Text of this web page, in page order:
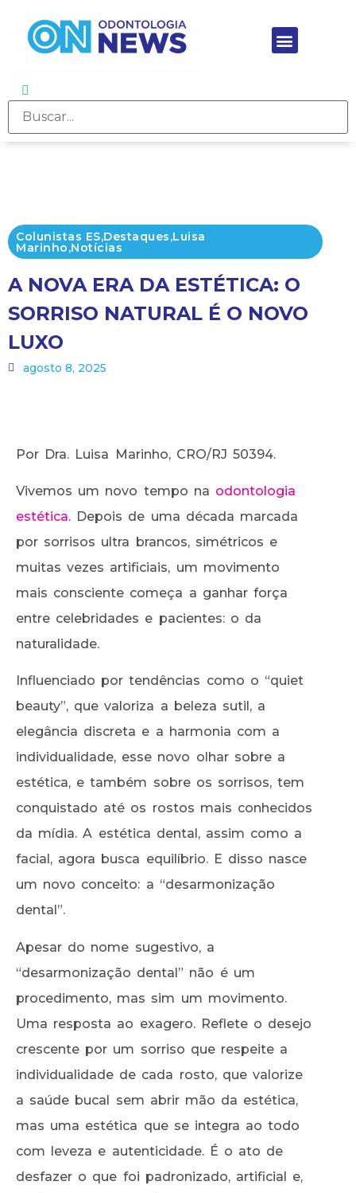
Colunistas ES,Destaques,Luisa
Marinho,Notícias
A NOVA ERA DA ESTÉTICA: O
SORRISO NATURAL É O NOVO
LUXO
agosto 8, 2025
Por Dra. Luisa Marinho, CRO/RJ 50394.
Vivemos um novo tempo na odontologia
estética. Depois de uma década marcada
por sorrisos ultra brancos, simétricos e
muitas vezes artificiais, um movimento
mais consciente começa a ganhar força
entre celebridades e pacientes: o da
naturalidade.
Influenciado por tendências como o “quiet
beauty”, que valoriza a beleza sutil, a
elegância discreta e a harmonia com a
individualidade, esse novo olhar sobre a
estética, e também sobre os sorrisos, tem
conquistado até os rostos mais conhecidos
da mídia. A estética dental, assim como a
facial, agora busca equilíbrio. E disso nasce
um novo conceito: a “desarmonização
dental”.
Apesar do nome sugestivo, a
“desarmonização dental” não é um
procedimento, mas sim um movimento.
Uma resposta ao exagero. Reflete o desejo
crescente por um sorriso que respeite a
individualidade de cada rosto, que valorize
a saúde bucal sem abrir mão da estética,
mas uma estética que se integra ao todo
com leveza e autenticidade. É o ato de
desfazer o que foi padronizado, artificial e,